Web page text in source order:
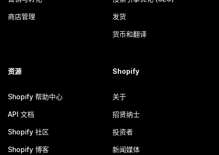
商店管理 发货
货币和翻译
资源
Shopify 帮助中心
API 文档
Shopify 社区
Shopify 博客
Shopify
关于
招贤纳士
投资者
新闻媒体